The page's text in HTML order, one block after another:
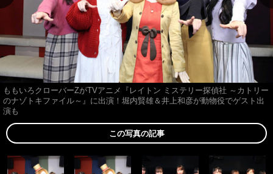
ももいろクローバーZがTVアニメ『レイトン ミステリー探偵社 ～カトリー
のナゾトキファイル～』に出演！堀内賢雄＆井上和彦が動物役でゲスト出
演も
この写真の記事